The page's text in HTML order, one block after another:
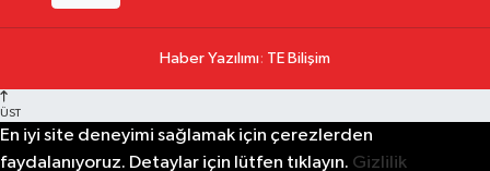
Haber Yazılımı: TE Bilişim
ÜST
En iyi site deneyimi sağlamak için çerezlerden
faydalanıyoruz. Detaylar için lütfen tıklayın. Gizlilik